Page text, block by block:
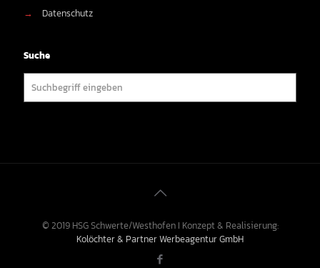
→
Datenschutz
Suche
© 2019 HSG Schwerte/Westhofen I Konzept & Realisierung:
Kolöchter & Partner Werbeagentur GmbH